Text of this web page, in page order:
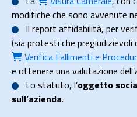
modifiche che sono avvenute
Il report affidabilità, per
(sia protesti che pregiudizievoli
Verifica Fallimenti e
e ottenere una valutazione
Lo statuto, l’oggetto
sull’azienda.